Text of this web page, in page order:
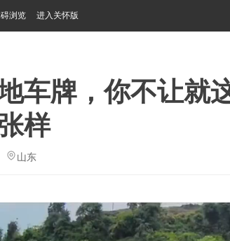
浏览 进入关怀版
车牌，你不让就
样
山东